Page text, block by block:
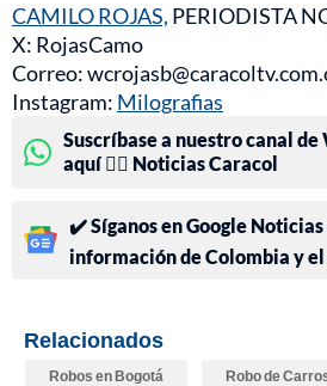
CAMILO ROJAS, PERIODISTA
X: RojasCamo
Correo:
Instagram: Milografias
Suscríbase a nuestro canal
aquí 👉🏻 Noticias Caracol
✔️ Síganos en Google
información de Colombia y el
Relacionados
Robos en Bogotá Robo de